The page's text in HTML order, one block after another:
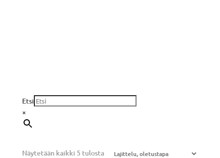
Etsi
×
Näytetään kaikki 5 tulosta